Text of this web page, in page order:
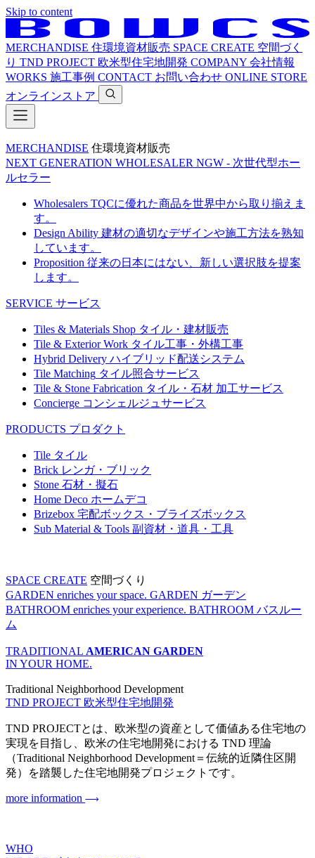
Skip to content
MERCHANDISE 住環境資材販売 SPACE CREATE 空間づく
り TND PROJECT 欧米型住宅地開発 COMPANY 会社情報
WORKS 施工事例 CONTACT お問い合わせ ONLINE STORE
オンラインストア
MERCHANDISE 住環境資材販売
NEXT GENERATION WHOLESALER NGW - 次世代型ホー
ルセラー
Wholesalers TQCに優れた商品を世界中から取り揃えま
す。
Design Ability 建材の適切なデザインや施工方法を熟知
しています。
Proposition 従来の日本にはない、新しい選択肢を提案
します。
SERVICE サービス
Tiles & Materials Shop タイル・建材販売
Tile & Exterior Work タイル工事・外構工事
Hybrid Delivery ハイブリッド配送システム
Tile Matching タイル照合サービス
Tile & Stone Fabrication タイル・石材 加工サービス
Concierge コンシェルジュサービス
PRODUCTS プロダクト
Tile タイル
Brick レンガ・ブリック
Stone 石材・擬石
Home Deco ホームデコ
Brizebox 宅配ボックス・ブライズボックス
Sub Material & Tools 副資材・道具・工具
SPACE CREATE 空間づくり
GARDEN enriches your space. GARDEN ガーデン
BATHROOM enriches your experience. BATHROOM バスルー
ム
TRADITIONAL AMERICAN GARDEN
IN YOUR HOME.
Traditional Neighborhood Development
TND PROJECT 欧米型住宅地開発
TND PROJECTとは、欧米型の資産として価値ある住宅地の
実現を目指し、欧米の住宅地開発における TND 理論
（Traditional Neighborhood Development＝伝統的近隣住区開
発）を踏襲した住宅地開発プロジェクトです。
more information
WHO